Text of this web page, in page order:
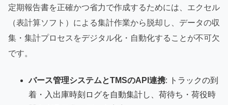
定期報告書を正確かつ省力で作成するためには、エクセル
（表計算ソフト）による集計作業から脱却し、データの収
集・集計プロセスをデジタル化・自動化することが不可欠
です。
バース管理システムとTMSのAPI連携: トラックの到
着・入出庫時刻ログを自動集計し、荷待ち・荷役時